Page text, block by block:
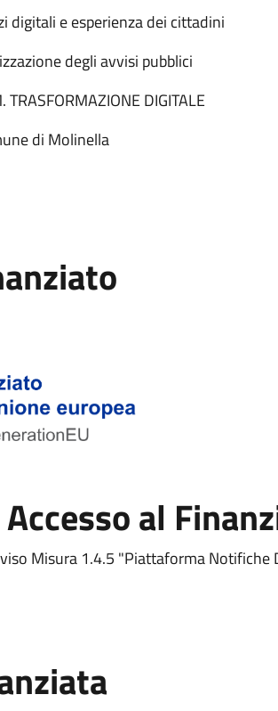
digitali e esperienza dei cittadini
degli avvisi pubblici
TRASFORMAZIONE DIGITALE
di Molinella
al
Misura 1.4.5 "Piattaforma Notifiche